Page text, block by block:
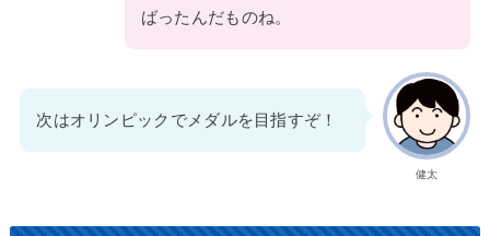
ばったんだものね。
健太
次はオリンピックでメダルを目指すぞ！